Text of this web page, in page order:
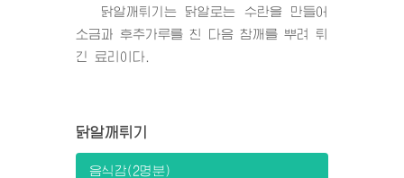
닭알깨튀기는 닭알로는 수란을 만들어
소금과 후추가루를 친 다음 참깨를 뿌려 튀
긴 료리이다.
닭알깨튀기
음식감(2명분)